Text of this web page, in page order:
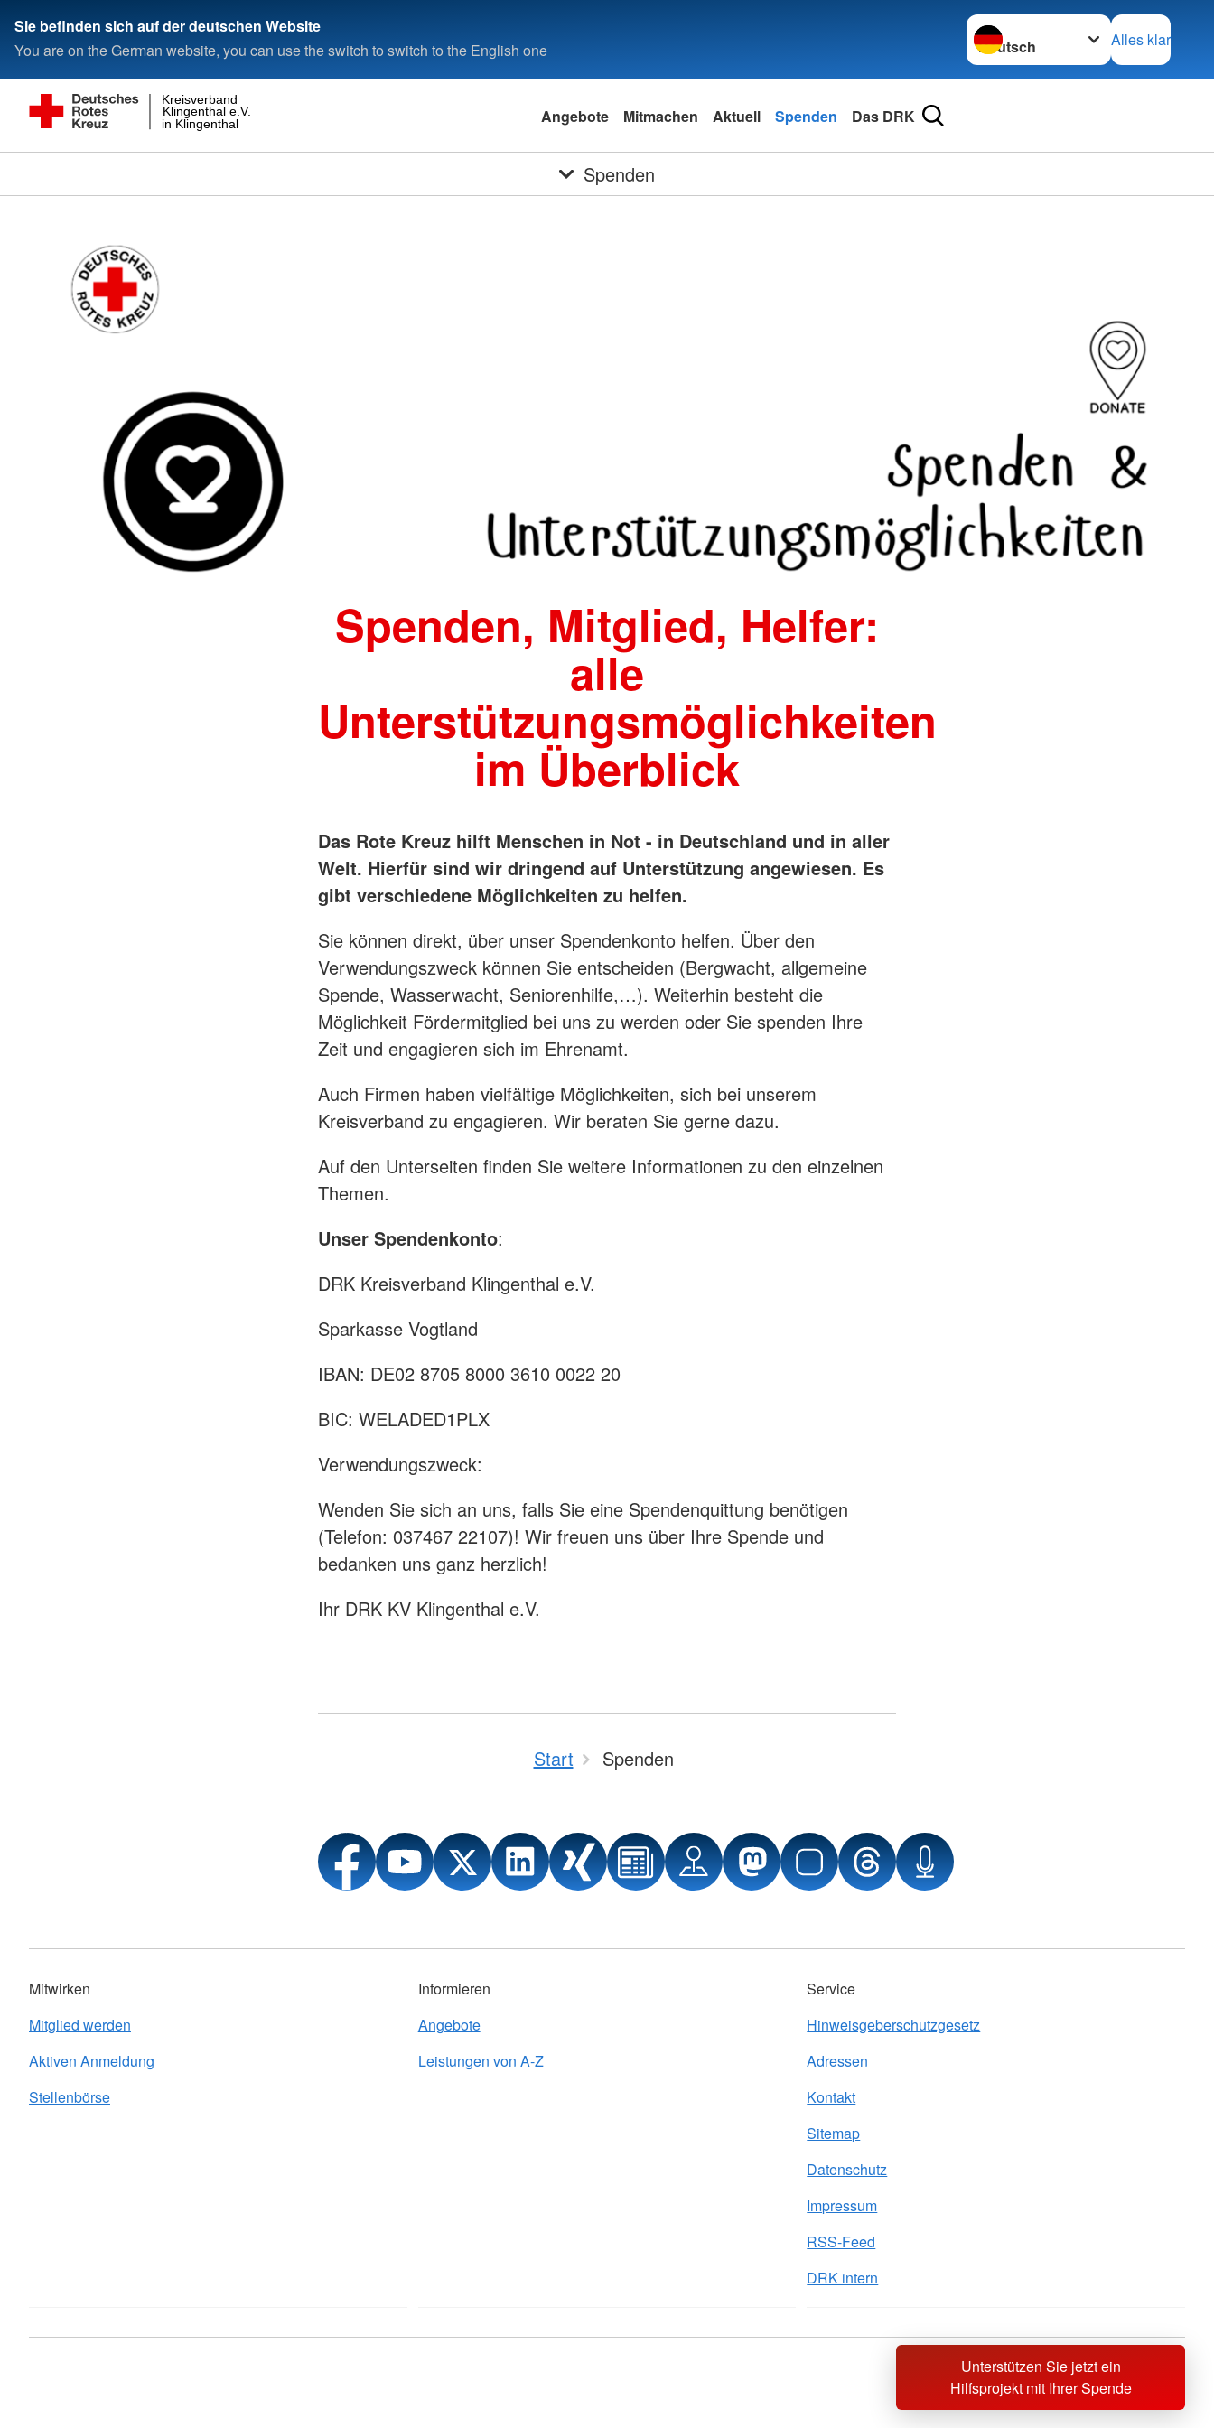
Sie befinden sich auf der deutschen Website
You are on the German website, you can use the switch to switch to the English one
Sprache wechseln zu
Alles klar
in Klingenthal
Klingenthal e.V.
Kreisverband
Angebote Mitmachen Aktuell Spenden Das DRK
Spenden
Spenden, Mitglied, Helfer:
alle
Unterstützungsmöglichkeiten
im Überblick
Das Rote Kreuz hilft Menschen in Not - in Deutschland und in aller
Welt. Hierfür sind wir dringend auf Unterstützung angewiesen. Es
gibt verschiedene Möglichkeiten zu helfen.
Sie können direkt, über unser Spendenkonto helfen. Über den
Verwendungszweck können Sie entscheiden (Bergwacht, allgemeine
Spende, Wasserwacht, Seniorenhilfe,…). Weiterhin besteht die
Möglichkeit Fördermitglied bei uns zu werden oder Sie spenden Ihre
Zeit und engagieren sich im Ehrenamt.
Auch Firmen haben vielfältige Möglichkeiten, sich bei unserem
Kreisverband zu engagieren. Wir beraten Sie gerne dazu.
Auf den Unterseiten finden Sie weitere Informationen zu den einzelnen
Themen.
Unser Spendenkonto:
DRK Kreisverband Klingenthal e.V.
Sparkasse Vogtland
IBAN: DE02 8705 8000 3610 0022 20
BIC: WELADED1PLX
Verwendungszweck:
Wenden Sie sich an uns, falls Sie eine Spendenquittung benötigen
(Telefon: 037467 22107)! Wir freuen uns über Ihre Spende und
bedanken uns ganz herzlich!
Ihr DRK KV Klingenthal e.V.
Unterstützen Sie jetzt ein
Hilfsprojekt mit Ihrer Spende
Start Spenden
Mitwirken
Mitglied werden
Aktiven Anmeldung
Stellenbörse
Informieren
Angebote
Leistungen von A-Z
Service
Hinweisgeberschutzgesetz
Adressen
Kontakt
Sitemap
Datenschutz
Impressum
RSS-Feed
DRK intern
Sprache wechseln zu